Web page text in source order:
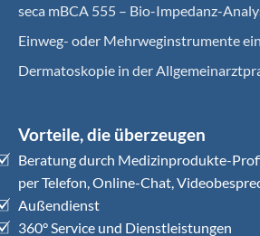
seca mBCA 555 – Bio-Impedanz-
Einweg- oder Mehrweginstrumente
Dermatoskopie in der
Vorteile, die überzeugen
Beratung durch Medizinprodukte-
per Telefon, Online-Chat,
Außendienst
360° Service und Dienstleistungen